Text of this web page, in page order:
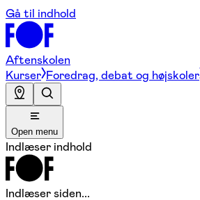
Gå til indhold
Aftenskolen
Kurser Foredrag, debat og højskoler
Open menu
Indlæser indhold
Indlæser siden...